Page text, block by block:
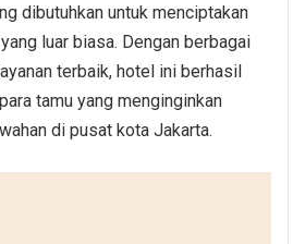
dibutuhkan untuk menciptakan
luar biasa. Dengan berbagai
terbaik, hotel ini berhasil
tamu yang menginginkan
di pusat kota Jakarta.